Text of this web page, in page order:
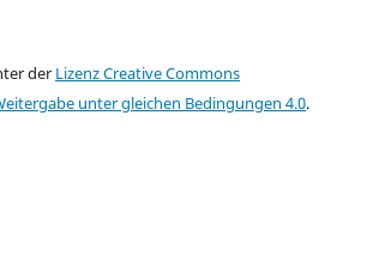
der Lizenz Creative Commons
unter gleichen Bedingungen 4.0.